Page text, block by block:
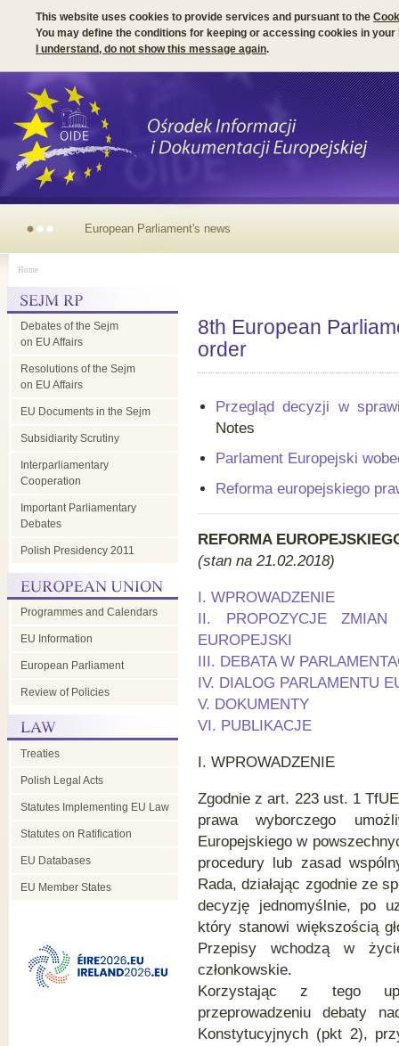
This website uses cookies to provide services and pursuant to the
You may define the conditions for keeping or accessing cookies in your
I understand, do not show this message again.
Irish Presidency of the EU
dimension
Home
Debates of the Sejm
on EU Affairs
Resolutions of the Sejm
on EU Affairs
EU Documents in the Sejm
Subsidiarity Scrutiny
Interparliamentary
Cooperation
Important Parliamentary
Debates
Polish Presidency 2011
Programmes and Calendars
EU Information
European Parliament
Review of Policies
Treaties
Polish Legal Acts
Statutes Implementing EU Law
Statutes on Ratification
EU Databases
EU Member States
8th European
order
Przegląd decyzji w
Notes
Parlament Europejski
Reforma europejskiego
REFORMA
(stan na 21.02.2018)
I. WPROWADZENIE
II. PROPOZYCJE ZMIAN
EUROPEJSKI
III. DEBATA W
IV. DIALOG PARLAMENTU
V. DOKUMENTY
VI. PUBLIKACJE
I. WPROWADZENIE
Zgodnie z art. 223 ust. 1
prawa wyborczego
Europejskiego w
procedury lub zasad
Rada, działając zgodnie ze
decyzję jednomyślnie, po
który stanowi większością
Przepisy wchodzą w
członkowskie.
Korzystając z tego
przeprowadzeniu debaty
Konstytucyjnych (pkt 2),